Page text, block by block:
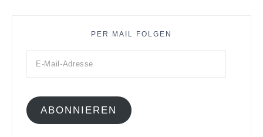
PER MAIL FOLGEN
ABONNIEREN